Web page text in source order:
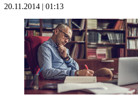
20.11.2014 | 01:13